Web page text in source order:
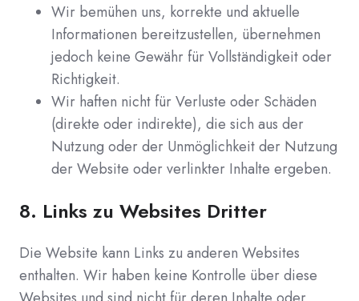
Wir bemühen uns, korrekte und aktuelle
Informationen bereitzustellen, übernehmen
jedoch keine Gewähr für Vollständigkeit oder
Richtigkeit.
Wir haften nicht für Verluste oder Schäden
(direkte oder indirekte), die sich aus der
Nutzung oder der Unmöglichkeit der Nutzung
der Website oder verlinkter Inhalte ergeben.
8. Links zu Websites Dritter
Die Website kann Links zu anderen Websites
enthalten. Wir haben keine Kontrolle über diese